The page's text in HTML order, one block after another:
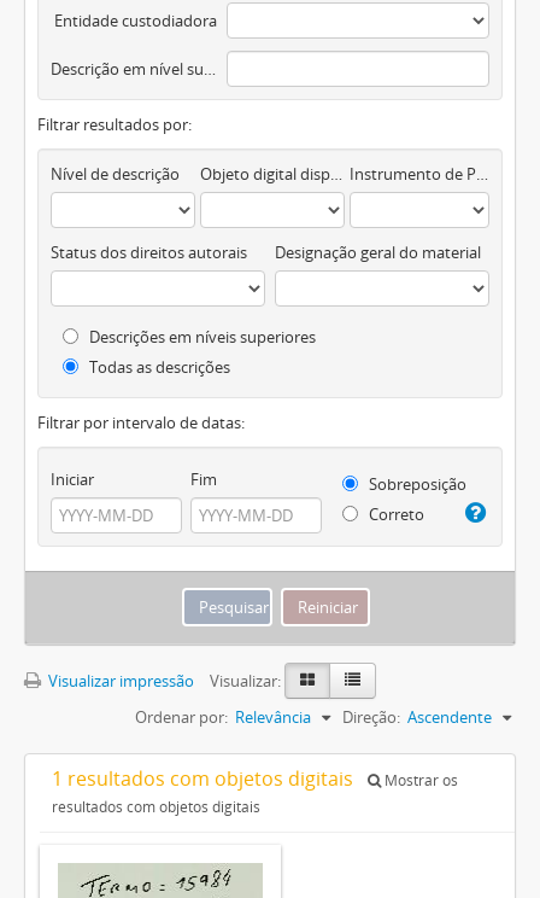
Entidade custodiadora
Descrição em nível superior
Filtrar resultados por:
Nível de descrição Objeto digital disponível Instrumento de Pesquisa
Status dos direitos autorais Designação geral do material
Descrições em níveis superiores
Todas as descrições
Filtrar por intervalo de datas:
Iniciar Fim
Sobreposição
Correto
Visualizar impressão
Visualizar:
Ordenar por: Relevância Direção: Ascendente
1 resultados com objetos digitais
Mostrar os
resultados com objetos digitais